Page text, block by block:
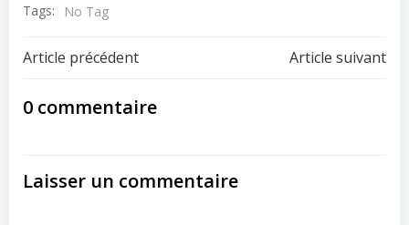
Tags:
No Tag
Post
navigation
Article précédent Article suivant
0 commentaire
Laisser un commentaire